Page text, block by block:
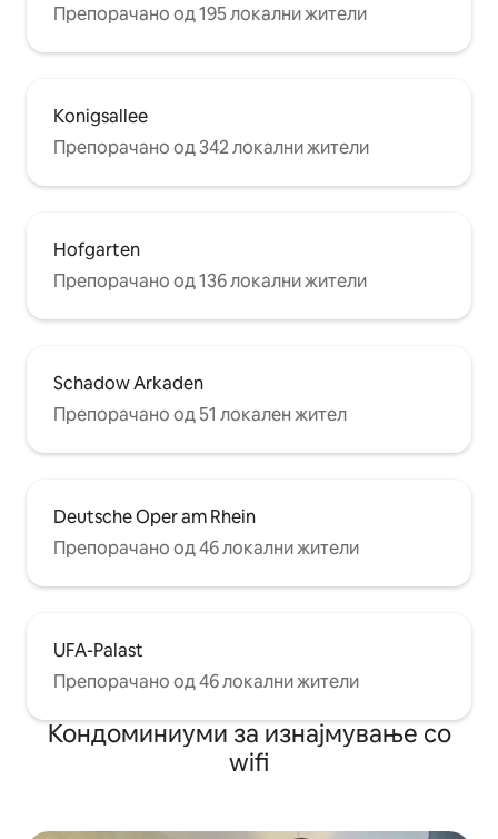
Препорачано од 195 локални жители
Konigsallee
Препорачано од 342 локални жители
Hofgarten
Препорачано од 136 локални жители
Schadow Arkaden
Препорачано од 51 локален жител
Deutsche Oper am Rhein
Препорачано од 46 локални жители
UFA-Palast
Препорачано од 46 локални жители
Кондоминиуми за изнајмување со
wifi